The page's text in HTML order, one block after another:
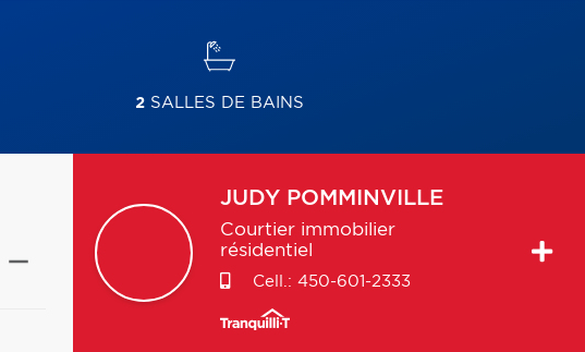
2SALLES DE BAINS
JUDY POMMINVILLE
Courtier immobilier
résidentiel
Cell.: 450-601-2333